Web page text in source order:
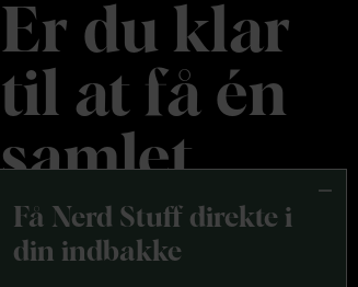
Få Nerd Stuff direkte i
din indbakke
Er du klar
til at få én
samlet
platform?